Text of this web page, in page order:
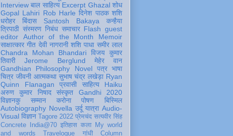
Interview बाल साहित्य Excerpt Ghazal शोध
Gopal Lahiri Rob Harle दिनेश पाठक शशि
धरोहर
बिंदास Santosh Bakaya
कन्हैया
त्रिपाठी संस्मरण निबंध समाचार Flash guest
editor
Author of the Month
Memoir
साक्षात्कार गीत देवी नागरानी शशि पाधा समीर लाल
Chandra Mohan Bhandari विजय कुमार
तिवारी
Jerome Berglund
मेहेर वान
Gandhian Philosophy
Novel पत्र भाषा
चित्र जीवनी आत्मकथा सुभाष चंद्र लखेड़ा Ryan
Quinn Flanagan
प्रवासी साहित्य
Haiku
अरुण कुमार निषाद
संस्कृत
Gandhi 2020
विज्ञानकु
सम्मान करोना पोषण
बिस्मिल
Autobiography Novella उर्दू यात्रा Audio-
Visual विज्ञान Tagore 2022 प्रेमचंद सत्यवीर सिंह
Concrete
India@70 इतिहास कला
My world
and words
Travelogue गांधी
Column